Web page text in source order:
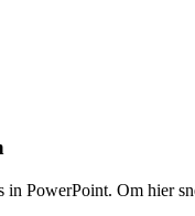
PowerPoint. Om hier